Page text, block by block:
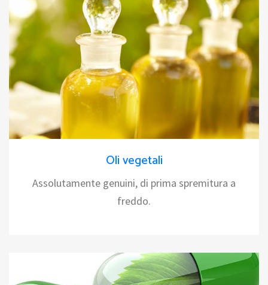
Oli vegetali
Assolutamente genuini, di prima spremitura a
freddo.